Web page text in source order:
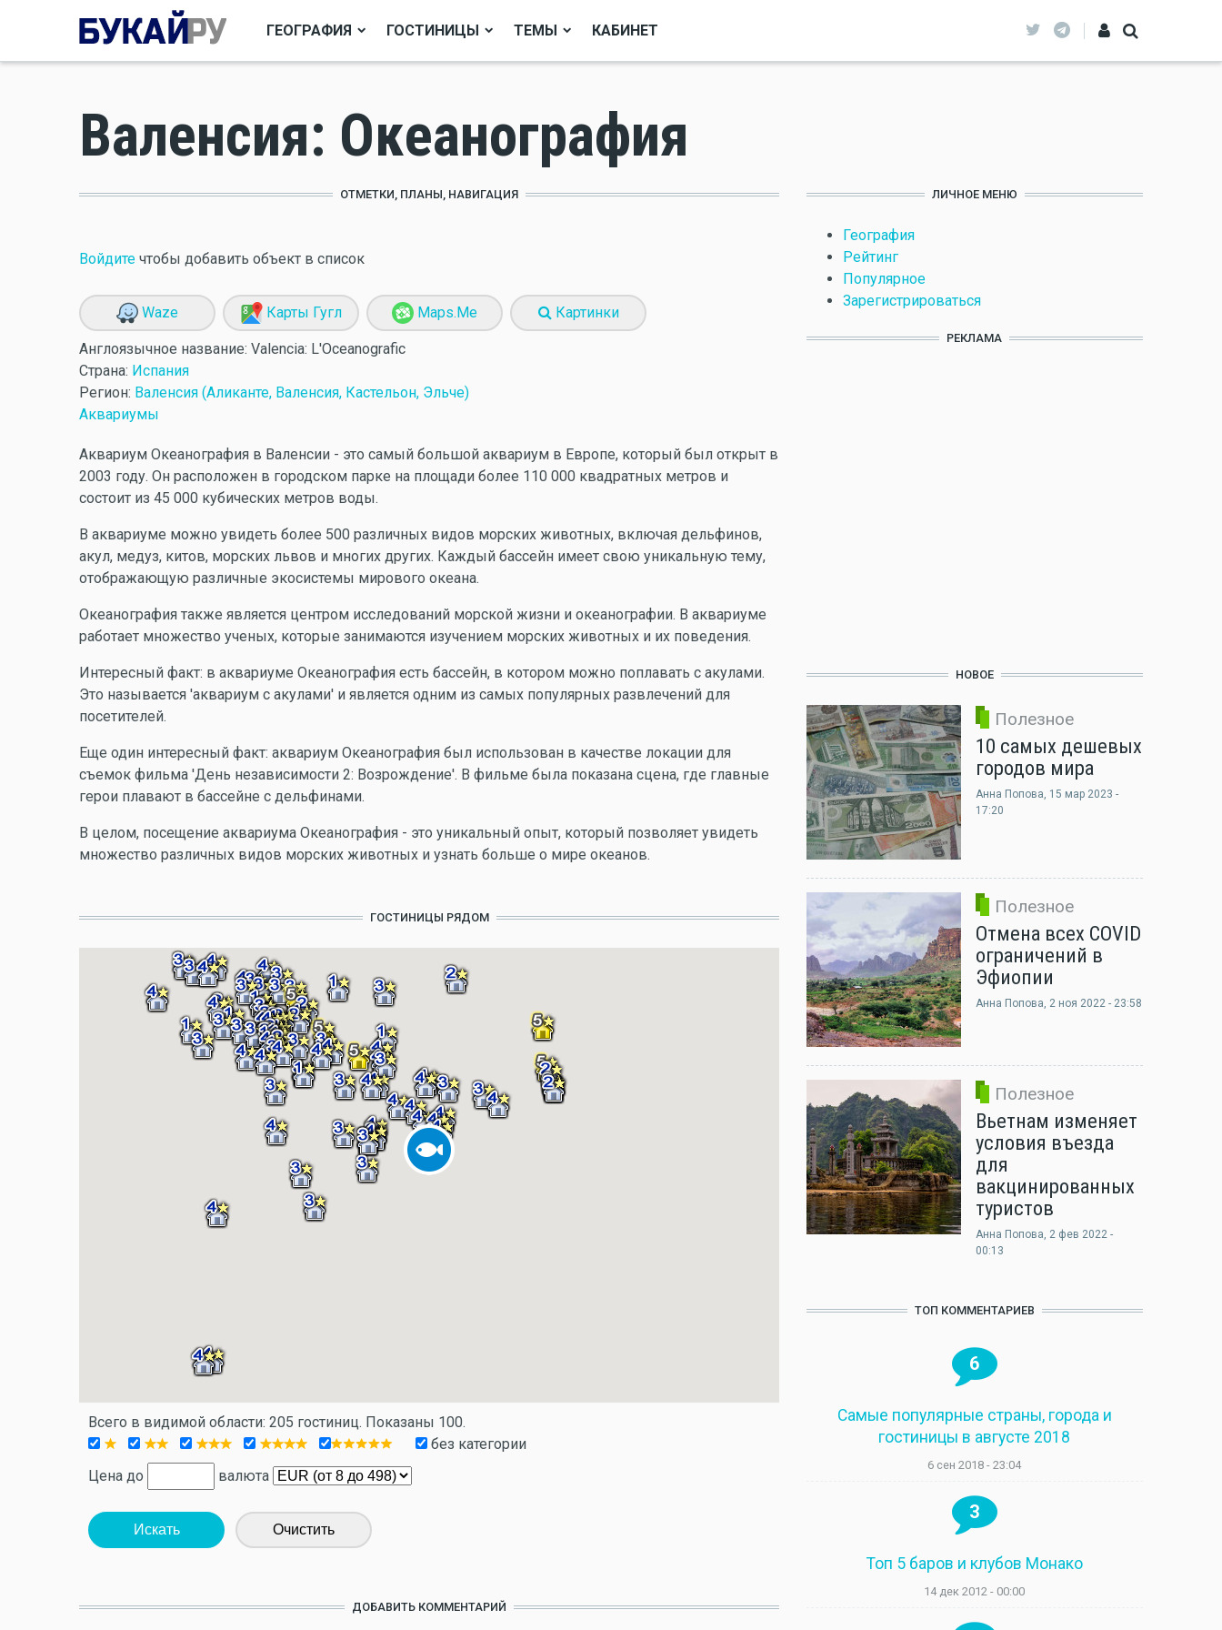
ГЕОГРАФИЯ ГОСТИНИЦЫ ТЕМЫ КАБИНЕТ
Валенсия: Океанография
ОТМЕТКИ, ПЛАНЫ, НАВИГАЦИЯ
Войдите чтобы добавить объект в список
Waze Карты Гугл Maps.Me Картинки
Англоязычное название: Valencia: L'Oceanografic
Страна: Испания
Регион: Валенсия (Аликанте, Валенсия, Кастельон, Эльче)
Аквариумы
Аквариум Океанография в Валенсии - это самый большой аквариум в Европе, который был открыт в
2003 году. Он расположен в городском парке на площади более 110 000 квадратных метров и
состоит из 45 000 кубических метров воды.
В аквариуме можно увидеть более 500 различных видов морских животных, включая дельфинов,
акул, медуз, китов, морских львов и многих других. Каждый бассейн имеет свою уникальную тему,
отображающую различные экосистемы мирового океана.
Океанография также является центром исследований морской жизни и океанографии. В аквариуме
работает множество ученых, которые занимаются изучением морских животных и их поведения.
Интересный факт: в аквариуме Океанография есть бассейн, в котором можно поплавать с акулами.
Это называется 'аквариум с акулами' и является одним из самых популярных развлечений для
посетителей.
Еще один интересный факт: аквариум Океанография был использован в качестве локации для
съемок фильма 'День независимости 2: Возрождение'. В фильме была показана сцена, где главные
герои плавают в бассейне с дельфинами.
В целом, посещение аквариума Океанография - это уникальный опыт, который позволяет увидеть
множество различных видов морских животных и узнать больше о мире океанов.
ГОСТИНИЦЫ РЯДОМ
Всего в видимой области: 205 гостиниц. Показаны 100.
без категории
Цена до
валюта
Искать Очистить
ДОБАВИТЬ КОММЕНТАРИЙ
ЛИЧНОЕ МЕНЮ
География
Рейтинг
Популярное
Зарегистрироваться
РЕКЛАМА
НОВОЕ
Полезное
10 самых дешевых
городов мира
Анна Попова, 15 мар 2023 -
17:20
Полезное
Отмена всех COVID
ограничений в
Эфиопии
Анна Попова, 2 ноя 2022 - 23:58
Полезное
Вьетнам изменяет
условия въезда
для
вакцинированных
туристов
Анна Попова, 2 фев 2022 -
00:13
ТОП КОММЕНТАРИЕВ
6
Самые популярные страны, города и
гостиницы в августе 2018
6 сен 2018 - 23:04
3
Топ 5 баров и клубов Монако
14 дек 2012 - 00:00